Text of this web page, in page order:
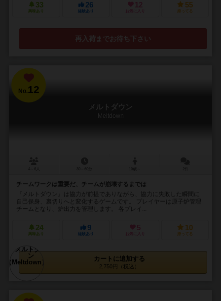
33
興味あり
26
経験あり
12
お気に入り
55
持ってる
再入荷までお待ち下さい
No.12
メルトダウン
Meltdown
チームワークは重要だ、チームが崩壊するまでは
『メルトダウン』は協力が前提でありながら、協力に失敗した瞬間に
自己保身、裏切りへと変化するゲームです。 プレイヤーは原子炉管理
チームとなり、炉出力を管理します。 各プレイ...
24
興味あり
9
経験あり
5
お気に入り
10
持ってる
カートに追加する
2,750円（税込）